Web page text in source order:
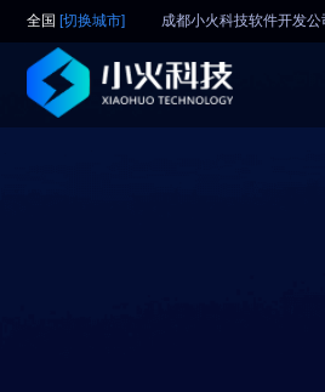
全国 [切换城市] 成都小火科技软件开发